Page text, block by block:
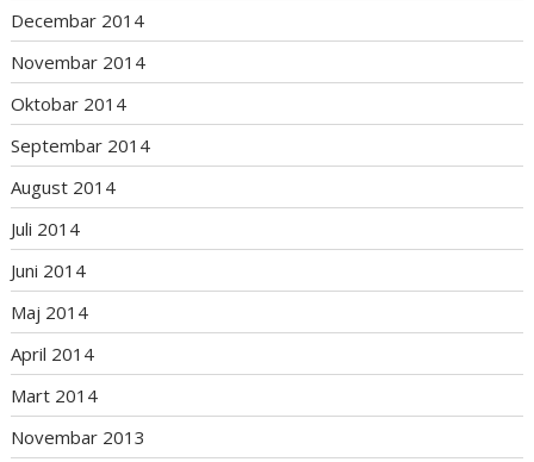
Decembar 2014
Novembar 2014
Oktobar 2014
Septembar 2014
August 2014
Juli 2014
Juni 2014
Maj 2014
April 2014
Mart 2014
Novembar 2013